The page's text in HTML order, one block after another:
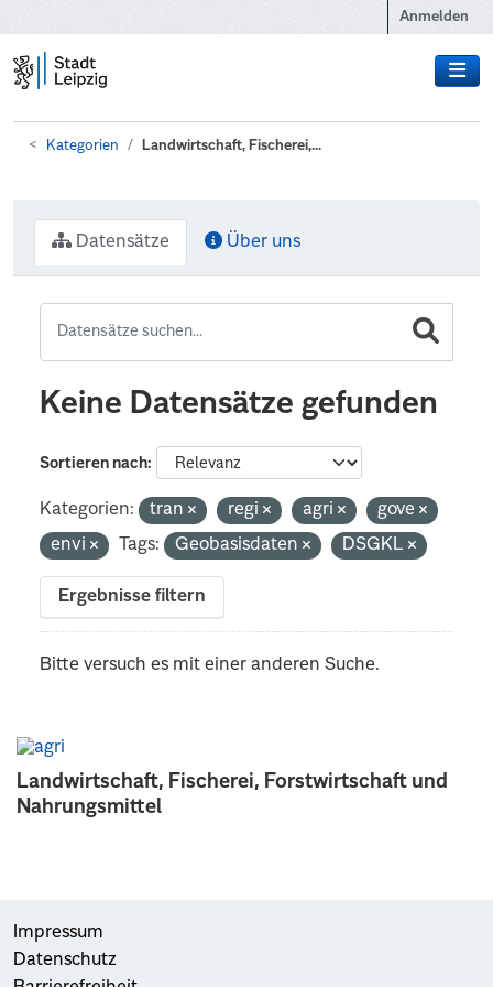
Anmelden
Kategorien Landwirtschaft, Fischerei,...
Landwirtschaft, Fischerei, Forstwirtschaft und
Nahrungsmittel
Datensätze Über uns
Keine Datensätze gefunden
Sortieren nach
Kategorien: tran regi agri
gove
envi
Tags: Geobasisdaten DSGKL
Ergebnisse filtern
Bitte versuch es mit einer anderen Suche.
Impressum
Datenschutz